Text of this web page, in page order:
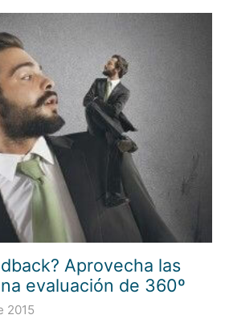
Aprovecha las
evaluación de 360º
2015